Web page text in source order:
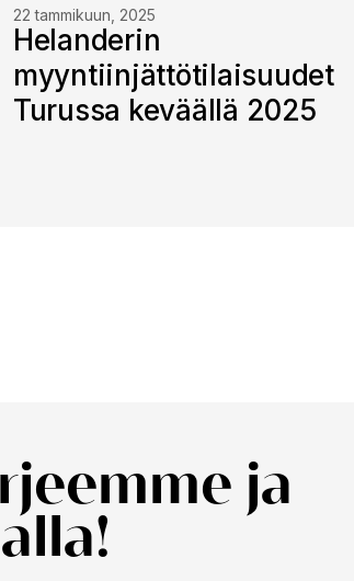
22 tammikuun, 2025
Helanderin
myyntiinjättötilaisuudet
Turussa keväällä 2025
ja